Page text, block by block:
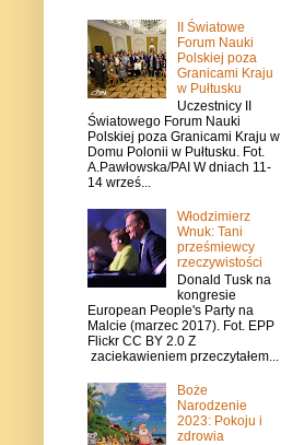
II Światowe
Forum Nauki
Polskiej poza
Granicami Kraju
w Pułtusku
Uczestnicy II
Światowego Forum Nauki
Polskiej poza Granicami Kraju w
Domu Polonii w Pułtusku. Fot.
A.Pawłowska/PAI W dniach 11-
14 wrześ...
Włodzimierz
Wnuk: Tani
prześmiewcy
rzeczywistości
Donald Tusk na
kongresie
European People's Party na
Malcie (marzec 2017). Fot. EPP
Flickr CC BY 2.0 Z
zaciekawieniem przeczytałem...
Boże
Narodzenie
2023: Pokoju i
zdrowia